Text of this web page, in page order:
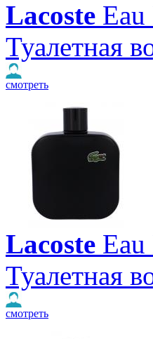
Lacoste
Туалетная
смотреть
Lacoste
Туалетная
смотреть